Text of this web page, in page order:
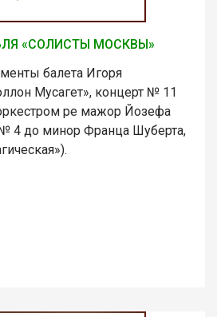
«СОЛИСТЫ МОСКВЫ»
балета Игоря
Мусагет», концерт № 11
ре мажор Йозефа
4 до минор Франца Шуберта,